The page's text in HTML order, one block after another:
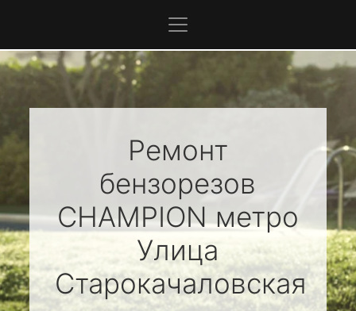
Ремонт
бензорезов
CHAMPIONметро
Улица
Старокачаловская